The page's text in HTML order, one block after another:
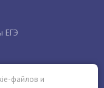
ЕГЭ
файлов и